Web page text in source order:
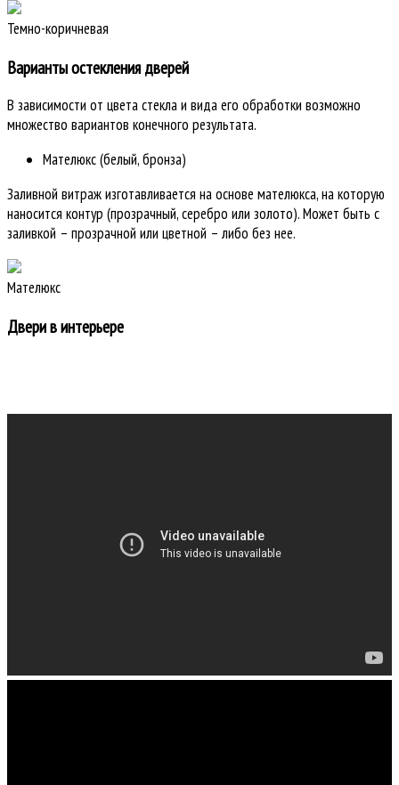
Темно-коричневая
Варианты остекления дверей
В зависимости от цвета стекла и вида его обработки возможно
множество вариантов конечного результата.
Мателюкс (белый, бронза)
Заливной витраж изготавливается на основе мателюкса, на которую
наносится контур (прозрачный, серебро или золото). Может быть с
заливкой – прозрачной или цветной – либо без нее.
Мателюкс
Двери в интерьере